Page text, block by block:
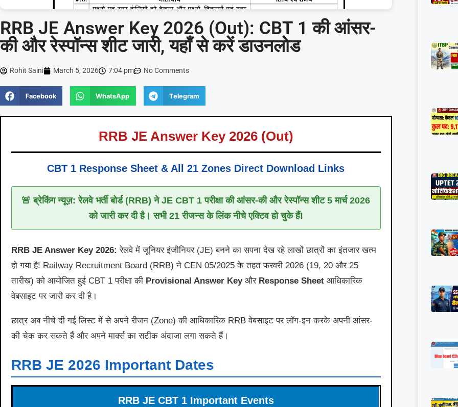
RRB JE Answer Key 2026 (Out): CBT 1 की आंसर-
की और रेस्पॉन्स शीट जारी, यहाँ से करें डाउनलोड
Rohit Saini March 5, 2026 7:04 pm No Comments
Facebook WhatsApp Telegram
RRB JE Answer Key 2026 (Out)
CBT 1 Response Sheet & All 21 Zones Direct Download Links
🚨 ब्रेकिंग न्यूज़: रेलवे भर्ती बोर्ड (RRB) ने JE CBT 1 परीक्षा की आंसर-की और रेस्पॉन्स शीट 5 मार्च 2026
को जारी कर दी है। सभी 21 रीजन्स के लिंक नीचे एक्टिव हो चुके हैं!
RRB JE Answer Key 2026: रेलवे में जूनियर इंजीनियर (JE) बनने का सपना देख रहे लाखों छात्रों का इंतजार खत्म
हो गया है! Railway Recruitment Board (RRB) ने CEN 05/2025 के तहत फरवरी 2026 (19, 20 और 25
तारीख) को आयोजित हुई CBT 1 परीक्षा की Provisional Answer Keyऔर Response Sheet आधिकारिक
वेबसाइट पर जारी कर दी है।
छात्र अब नीचे दी गई लिस्ट में से अपने रीजन (Zone) की आधिकारिक RRB वेबसाइट पर लॉग-इन करके अपनी आंसर-
की चेक कर सकते हैं और अपने मार्क्स का सटीक अंदाजा लगा सकते हैं।
RRB JE 2026 Important Dates
RRB JE CBT 1 Important Events